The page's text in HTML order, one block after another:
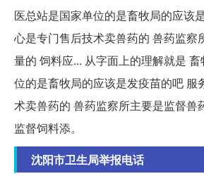
医总站是国家单位的是畜牧局的应该
心是专门售后技术卖兽药的 兽药监察
量的 饲料应... 从字面上的理解就是
位的是畜牧局的应该是发疫苗的吧 服
术卖兽药的 兽药监察所主要是监督兽
监督饲料添。
沈阳市卫生局举报电话